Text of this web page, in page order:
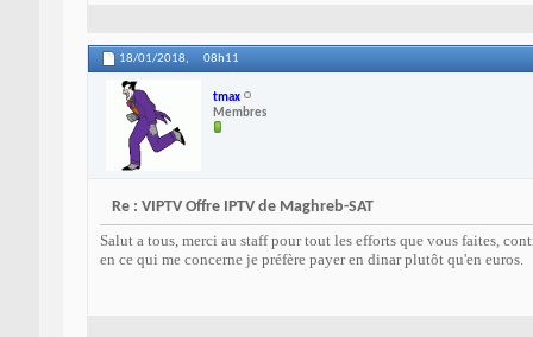
18/01/2018, 08h11
tmax
Membres
Re : VIPTV Offre IPTV de Maghreb-SAT
Salut a tous, merci au staff pour tout les efforts que vous faites,
en ce qui me concerne je préfère payer en dinar plutôt qu'en euros.